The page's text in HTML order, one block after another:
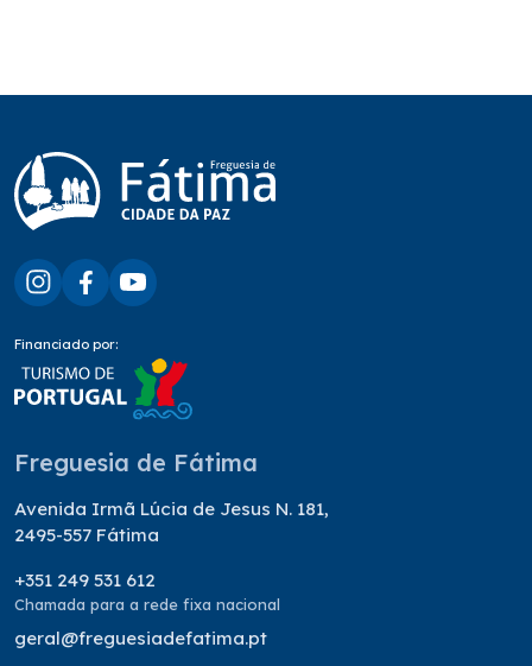
Financiado por:
Freguesia de Fátima
Avenida Irmã Lúcia de Jesus N. 181,
2495-557 Fátima
+351 249 531 612
Chamada para a rede fixa nacional
geral@freguesiadefatima.pt